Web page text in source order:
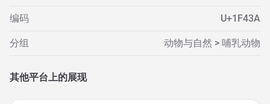
编码 U+1F43A
分组 动物与自然 > 哺乳动物
其他平台上的展现